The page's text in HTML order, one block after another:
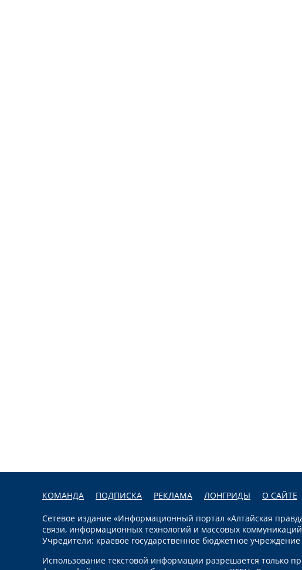
КОМАНДА ПОДПИСКА РЕКЛАМА ЛОНГРИДЫ О САЙТЕ
Сетевое издание «Информационный портал «Алтайская
связи, информационных технологий и массовых
Учредители: краевое государственное бюджетное
Использование текстовой информации разрешается только